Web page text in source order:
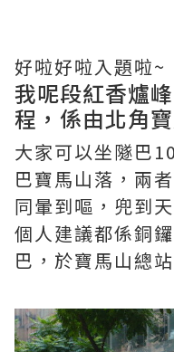
好啦好啦入題啦~
我呢段紅香爐
程，係由北角
大家可以坐隧巴
巴寶馬山落，兩
同暈到嘔，兜到
個人建議都係銅
巴，於寶馬山總